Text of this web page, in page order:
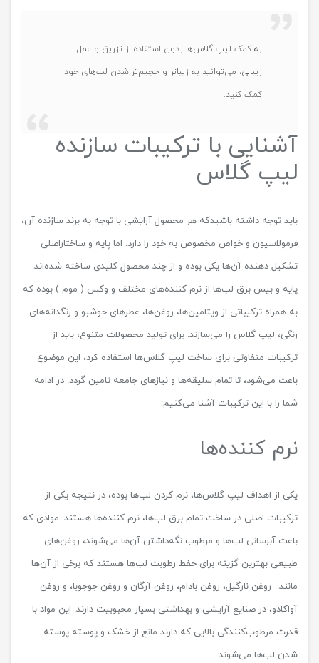
به کمک لیپ گلاس‌ها بدون استفاده از تزریق و عمل
زیبایی، می‌توانید به زیباتر و حجیم‌تر شدن لب‌های خود
کمک کنید.
آشنایی با ترکیبات سازنده
لیپ گلاس
باید توجه داشته باشیدکه هر محصول آرایشی با توجه به برند سازنده آن،
فرمولاسیون و خواص مخصوص به خود را دارد. اما پایه و ساختاراصلی
تشکیل دهنده آن‌ها یکی بوده و از چند محصول کلیدی ساخته شده‌اند.
پایه و بیس برق لب‌ها از نرم کننده‌های مختلف و وکس ( موم ) بوده که
به همراه ترکیباتی از ویتامین‌ها، روغن‌ها، عطرهای خوشبو و رنگدانه‌های
رنگی، لیپ گلاس را می‌سازند. برای تولید محصولات متنوع، باید از
ترکیبات متفاوتی برای ساخت لیپ گلاس‌ها استفاده کرد، این موضوع
باعث می‌شود، تا تمام سلیقه‌ها و نیازهای جامعه تامین گردد. در ادامه
شما را با این ترکیبات آشنا می‌کنیم:
نرم کننده‌ها
یکی از اهداف لیپ گلاس‌ها، نرم کردن لب‌ها بوده، در نتیجه یکی از
ترکیبات اصلی در ساخت تمام برق لب‌ها، نرم کننده‌ها هستند. موادی که
باعث آبرسانی لب‌ها و مرطوب نگه‌داشتن آن‌ها می‌شوند، روغن‌های
طبیعی بهترین گزینه برای حفط رطوبت لب‌ها هستند که برخی از آن‌ها
مانند: روغن نارگیل، روغن بادام، روغن آرگان و روغن جوجوبا، و روغن
آواکادو، در صنایع آرایشی و بهداشتی بسیار محبوبیت دارند. این مواد با
قدرت مرطوب‌کنندگی بالایی که دارند مانع از خشک و پوسته پوسته
شدن لب‌ها می‌شوند.